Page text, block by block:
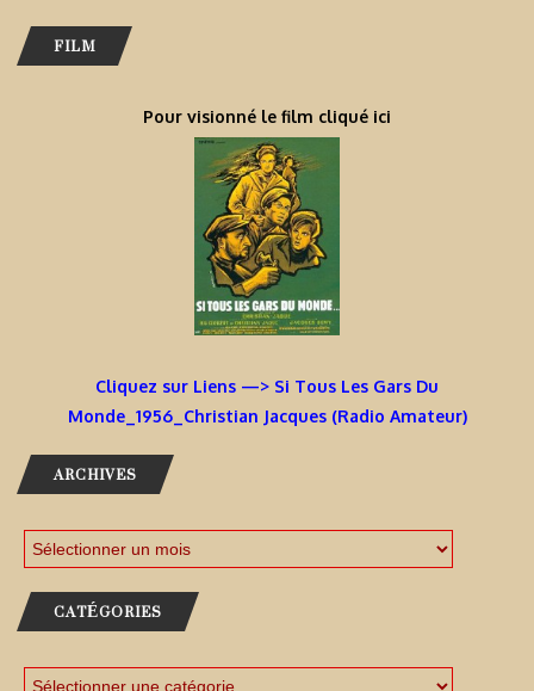
FILM
Pour visionné le film cliqué ici
Cliquez sur Liens —> Si Tous Les Gars Du
Monde_1956_Christian Jacques (Radio Amateur)
ARCHIVES
CATÉGORIES